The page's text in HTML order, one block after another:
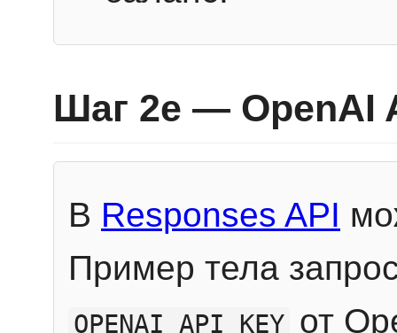
Шаг 2e — OpenAI
В Responses API
Пример тела
OPENAI_API_KEY от